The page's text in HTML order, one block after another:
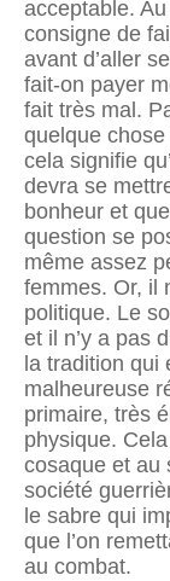
acceptable.
consigne de
avant d’aller
fait-on payer
fait très mal.
quelque
cela signifie
devra se
bonheur et
question se
même assez
femmes. Or, il
politique. Le
et il n’y a pas
la tradition qui
malheu­reuse
primaire, très
physique.
cosaque et au
société
le sabre qui
que l’on
au combat.